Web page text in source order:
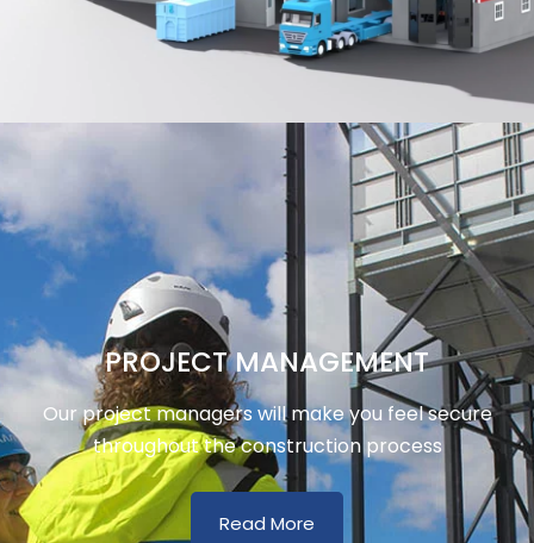
PROJECT MANAGEMENT
Our project managers will make you feel secure
throughout the construction process
Read More